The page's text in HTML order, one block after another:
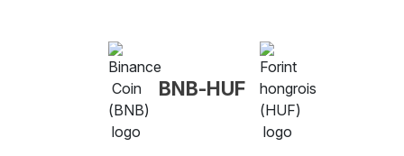
BNB-HUF